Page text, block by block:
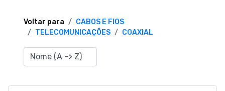
TERMOS E CONDIÇÕES
Voltar para
CABOS E FIOS
TELECOMUNICAÇÕES
COAXIAL